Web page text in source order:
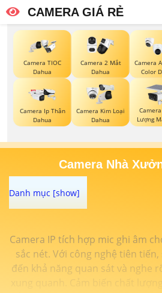
CAMERA GIÁ RẺ
Camera TIOC
Dahua
Camera 2 Mắt
Dahua
Camera
Color
Camera Ip Thân
Dahua
Camera Kim Loại
Dahua
Lượng
Camera Nhà
Camera IP tích hợp mic ghi âm
sắc nét. Với công nghệ tiên
đến khả năng quan sát và nghe
xung quanh. Cảm biến chất